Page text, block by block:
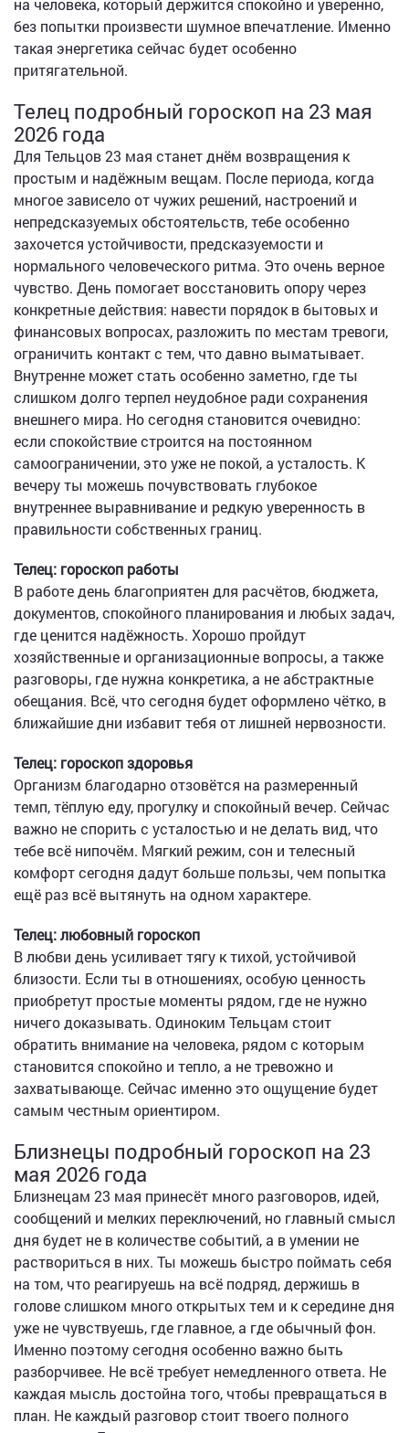
без попытки произвести шумное впечатление. Именно
такая энергетика сейчас будет особенно
притягательной.
Телец подробный гороскоп на 23 мая
2026 года
Для Тельцов 23 мая станет днём возвращения к
простым и надёжным вещам. После периода, когда
многое зависело от чужих решений, настроений и
непредсказуемых обстоятельств, тебе особенно
захочется устойчивости, предсказуемости и
нормального человеческого ритма. Это очень верное
чувство. День помогает восстановить опору через
конкретные действия: навести порядок в бытовых и
финансовых вопросах, разложить по местам тревоги,
ограничить контакт с тем, что давно выматывает.
Внутренне может стать особенно заметно, где ты
слишком долго терпел неудобное ради сохранения
внешнего мира. Но сегодня становится очевидно:
если спокойствие строится на постоянном
самоограничении, это уже не покой, а усталость. К
вечеру ты можешь почувствовать глубокое
внутреннее выравнивание и редкую уверенность в
правильности собственных границ.
Телец: гороскоп работы
В работе день благоприятен для расчётов, бюджета,
документов, спокойного планирования и любых задач,
где ценится надёжность. Хорошо пройдут
хозяйственные и организационные вопросы, а также
разговоры, где нужна конкретика, а не абстрактные
обещания. Всё, что сегодня будет оформлено чётко, в
ближайшие дни избавит тебя от лишней нервозности.
Телец: гороскоп здоровья
Организм благодарно отзовётся на размеренный
темп, тёплую еду, прогулку и спокойный вечер. Сейчас
важно не спорить с усталостью и не делать вид, что
тебе всё нипочём. Мягкий режим, сон и телесный
комфорт сегодня дадут больше пользы, чем попытка
ещё раз всё вытянуть на одном характере.
Телец: любовный гороскоп
В любви день усиливает тягу к тихой, устойчивой
близости. Если ты в отношениях, особую ценность
приобретут простые моменты рядом, где не нужно
ничего доказывать. Одиноким Тельцам стоит
обратить внимание на человека, рядом с которым
становится спокойно и тепло, а не тревожно и
захватывающе. Сейчас именно это ощущение будет
самым честным ориентиром.
Близнецы подробный гороскоп на 23
мая 2026 года
Близнецам 23 мая принесёт много разговоров, идей,
сообщений и мелких переключений, но главный смысл
дня будет не в количестве событий, а в умении не
раствориться в них. Ты можешь быстро поймать себя
на том, что реагируешь на всё подряд, держишь в
голове слишком много открытых тем и к середине дня
уже не чувствуешь, где главное, а где обычный фон.
Именно поэтому сегодня особенно важно быть
разборчивее. Не всё требует немедленного ответа. Не
каждая мысль достойна того, чтобы превращаться в
план. Не каждый разговор стоит твоего полного